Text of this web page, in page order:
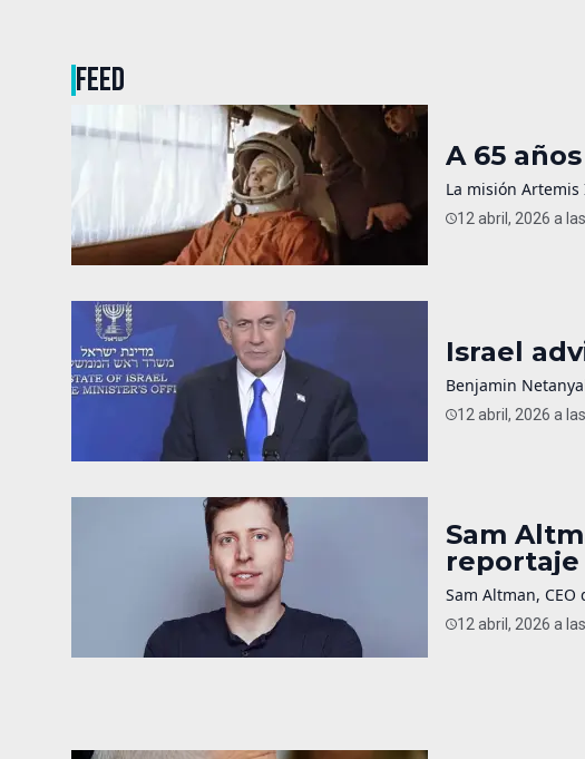
FEED
A 65
La misión
12 abril, 2026 a
Israel
Benjamin
12 abril, 2026 a
Sam
reportaje
Sam Altman,
12 abril, 2026 a